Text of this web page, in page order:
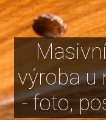
výroba u
- foto,